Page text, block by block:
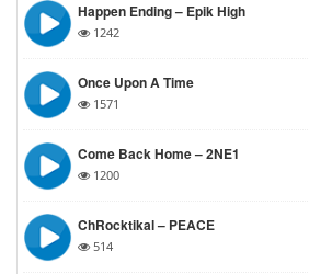
Happen Ending – Epik High
1242
Once Upon A Time
1571
Come Back Home – 2NE1
1200
ChRocktikal – PEACE
514